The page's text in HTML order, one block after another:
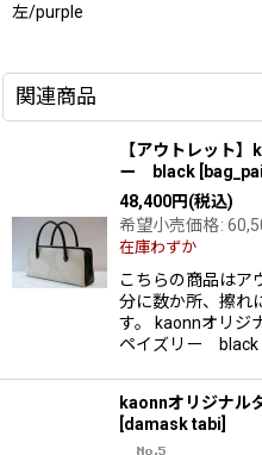
左/purple
関連商品
【アウトレット
ー black
48,400円(税込)
希望小売価格:
在庫わずか
こちらの商品はア
分に数か所、擦れ
す。 kaonnオリジ
ペイズリー black …
kaonnオリジナル
damask tabi